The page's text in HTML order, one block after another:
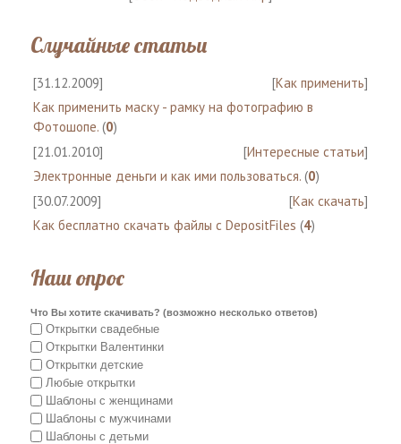
Случайные статьи
[31.12.2009] [Как применить]
Как применить маску - рамку на фотографию в
Фотошопе. (0)
[21.01.2010]
[Интересные статьи]
Электронные деньги и как ими пользоваться. (0)
[30.07.2009]
[Как скачать]
Как бесплатно скачать файлы с DepositFiles (4)
Наш опрос
Что Вы хотите скачивать? (возможно несколько ответов)
Открытки свадебные
Открытки Валентинки
Открытки детские
Любые открытки
Шаблоны с женщинами
Шаблоны с мужчинами
Шаблоны с детьми